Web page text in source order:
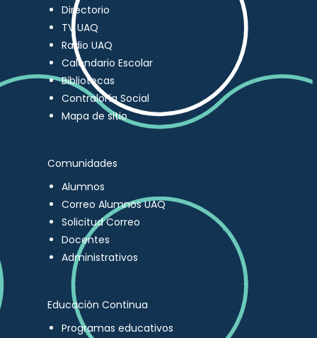
Directorio
TV UAQ
Radio UAQ
Calendario Escolar
Bibliotecas
Contraloría Social
Mapa de sitio
Comunidades
Alumnos
Correo Alumnos UAQ
Solicitud Correo
Docentes
Administrativos
Educación Continua
Programas educativos